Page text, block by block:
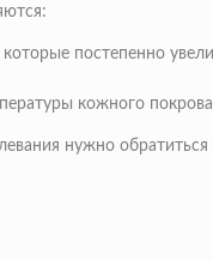
постепенно
кожного
нужно